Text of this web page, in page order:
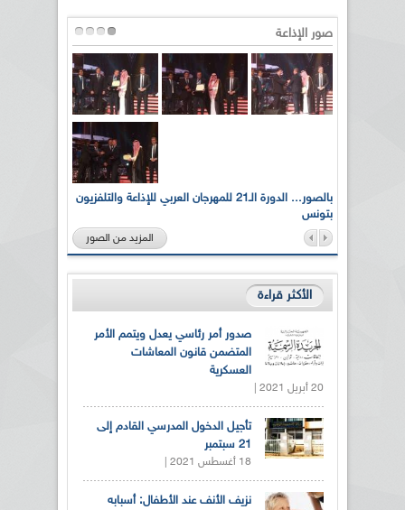
صور الإذاعة
بالصور... الدورة الـ21 للمهرجان العربي للإذاعة والتلفزيون
بتونس
المزيد من الصور
الأكثر قراءة
صدور أمر رئاسي يعدل ويتمم الأمر
المتضمن قانون المعاشات
العسكرية
20 أبريل 2021 |
تأجيل الدخول المدرسي القادم إلى
21 سبتمبر
18 أغسطس 2021 |
نزيف الأنف عند الأطفال: أسبابه